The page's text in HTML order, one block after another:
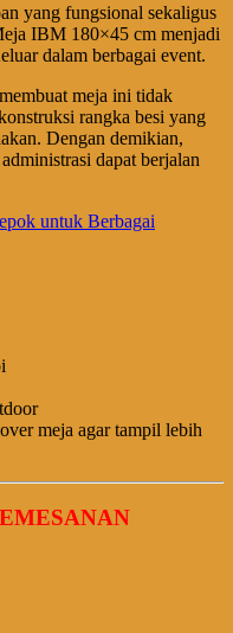
yang fungsional sekaligus
IBM 180×45 cm menjadi
dalam berbagai event.
meja ini tidak
rangka besi yang
Dengan demikian,
dapat berjalan
meja agar tampil lebih